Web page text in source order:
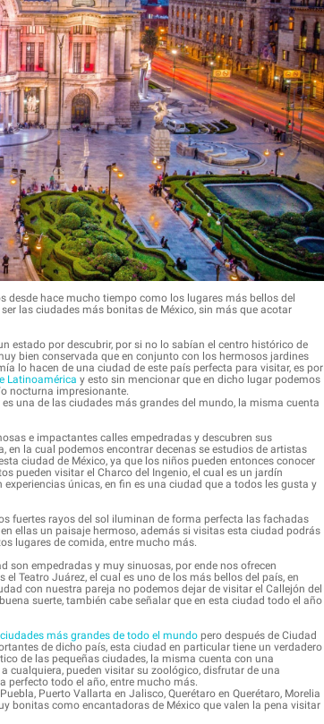
desde hace mucho tiempo como los lugares más bellos del
las ciudades más bonitas de México, sin más que acotar
estado por descubrir, por si no lo sabían el centro histórico de
bien conservada que en conjunto con los hermosos jardines
lo hacen de una ciudad de este país perfecta para visitar, es por
Latinoamérica y esto sin mencionar que en dicho lugar podemos
nocturna impresionante.
una de las ciudades más grandes del mundo, la misma cuenta
e impactantes calles empedradas y descubren sus
en la cual podemos encontrar decenas se estudios de artistas
ciudad de México, ya que los niños pueden entonces conocer
pueden visitar el Charco del Ingenio, el cual es un jardín
únicas, en fin es una ciudad que a todos les gusta y
fuertes rayos del sol iluminan de forma perfecta las fachadas
ellas un paisaje hermoso, además si visitas esta ciudad podrás
lugares de comida, entre mucho más.
son empedradas y muy sinuosas, por ende nos ofrecen
Teatro Juárez, el cual es uno de los más bellos del país, en
con nuestra pareja no podemos dejar de visitar el Callejón del
suerte, también cabe señalar que en esta ciudad todo el año
más grandes de todo el mundo pero después de Ciudad
de dicho país, esta ciudad en particular tiene un verdadero
de las pequeñas ciudades, la misma cuenta con una
cualquiera, pueden visitar su zoológico, disfrutar de una
perfecto todo el año, entre mucho más.
Puerto Vallarta en Jalisco, Querétaro en Querétaro, Morelia
bonitas como encantadoras de México que valen la pena visitar